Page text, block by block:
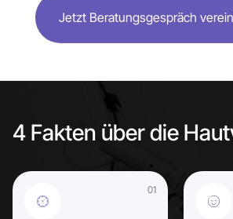
Jetzt Beratungsgespräch
4 Fakten über die